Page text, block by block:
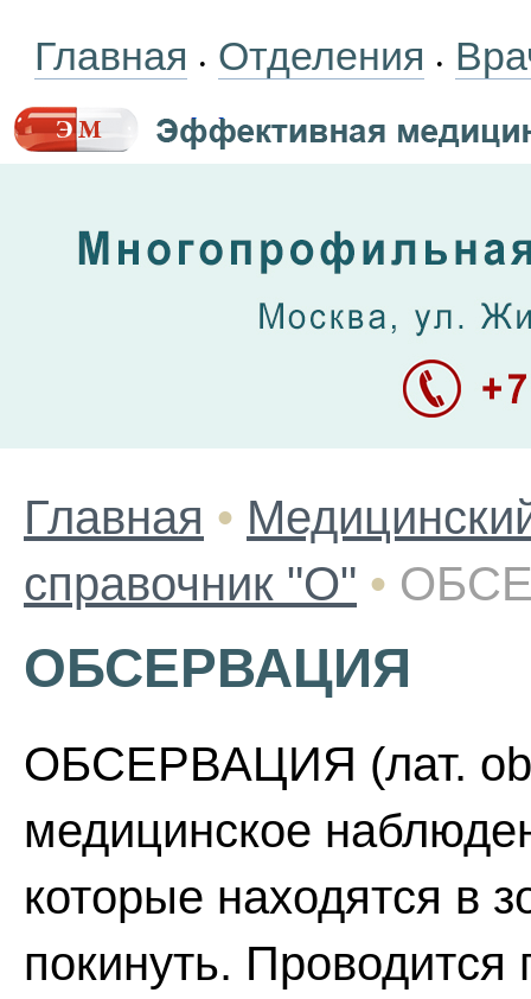
Главная • Отделения •
Главная •
справочник "О" •
ОБСЕРВАЦИЯ
ОБСЕРВАЦИЯ (лат.
медицинское
которые находятся в
покинуть. Проводится